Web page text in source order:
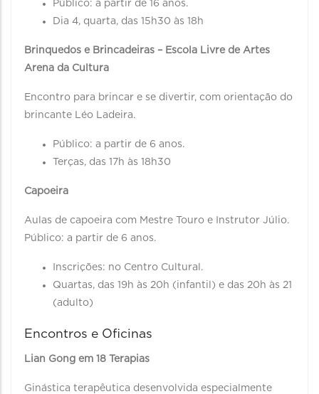
Público: a partir de 16 anos.
Dia 4, quarta, das 15h30 às 18h
Brinquedos e Brincadeiras – Escola Livre de Artes
Arena da Cultura
Encontro para brincar e se divertir, com orientação do
brincante Léo Ladeira.
Público: a partir de 6 anos.
Terças, das 17h às 18h30
Capoeira
Aulas de capoeira com Mestre Touro e Instrutor Júlio.
Público: a partir de 6 anos.
Inscrições: no Centro Cultural.
Quartas, das 19h às 20h (infantil) e das 20h às 21
(adulto)
Encontros e Oficinas
Lian Gong em 18 Terapias
Ginástica terapêutica desenvolvida especialmente